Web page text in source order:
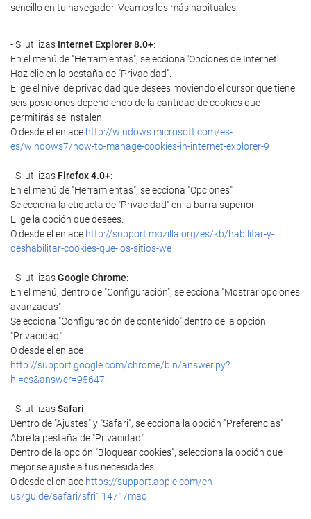
sencillo en tu navegador. Veamos los más habituales:
- Si utilizas Internet Explorer 8.0+:
En el menú de "Herramientas", selecciona 'Opciones de Internet'
Haz clic en la pestaña de "Privacidad".
Elige el nivel de privacidad que desees moviendo el cursor que tiene
seis posiciones dependiendo de la cantidad de cookies que
permitirás se instalen.
O desde el enlace http://windows.microsoft.com/es-
es/windows7/how-to-manage-cookies-in-internet-explorer-9
- Si utilizas Firefox 4.0+:
En el menú de "Herramientas", selecciona "Opciones"
Selecciona la etiqueta de "Privacidad" en la barra superior
Elige la opción que desees.
O desde el enlace http://support.mozilla.org/es/kb/habilitar-y-
deshabilitar-cookies-que-los-sitios-we
- Si utilizasGoogle Chrome:
En el menú, dentro de "Configuración", selecciona "Mostrar opciones
avanzadas".
Selecciona "Configuración de contenido" dentro de la opción
"Privacidad".
O desde el enlace
http://support.google.com/chrome/bin/answer.py?
hl=es&answer=95647
- Si utilizasSafari:
Dentro de "Ajustes" y "Safari", selecciona la opción "Preferencias"
Abre la pestaña de "Privacidad"
Dentro de la opción "Bloquear cookies", selecciona la opción que
mejor se ajuste a tus necesidades.
O desde el enlace https://support.apple.com/en-
us/guide/safari/sfri11471/mac